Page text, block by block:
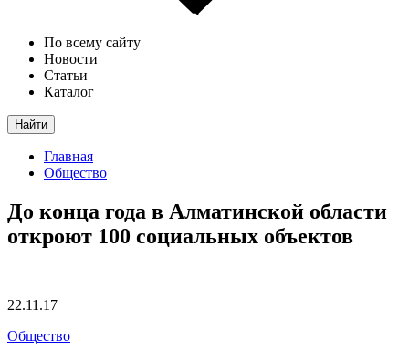
По всему сайту
Новости
Статьи
Каталог
Найти
Главная
Общество
До конца года в Алматинской области
откроют 100 социальных объектов
22.11.17
Общество